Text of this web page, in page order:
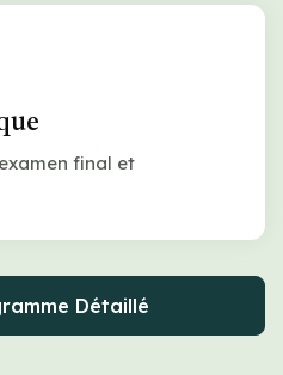
final et
Détaillé